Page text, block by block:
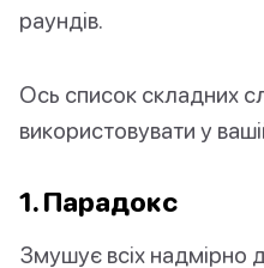
раундів.
Ось список складних
використовувати у
1. Парадокс
Змушує всіх надмірно